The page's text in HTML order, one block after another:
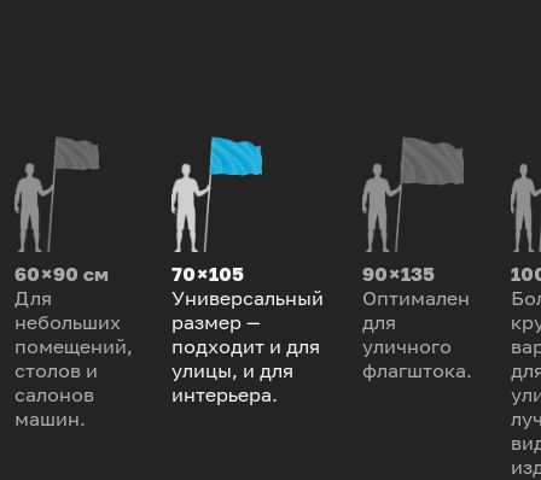
60 × 90 см
Для
небольших
помещений,
столов и
салонов
машин.
70 × 105
Универсальный
размер —
подходит и для
улицы, и для
интерьера.
90 × 135
Оптимален
для
уличного
флагштока.